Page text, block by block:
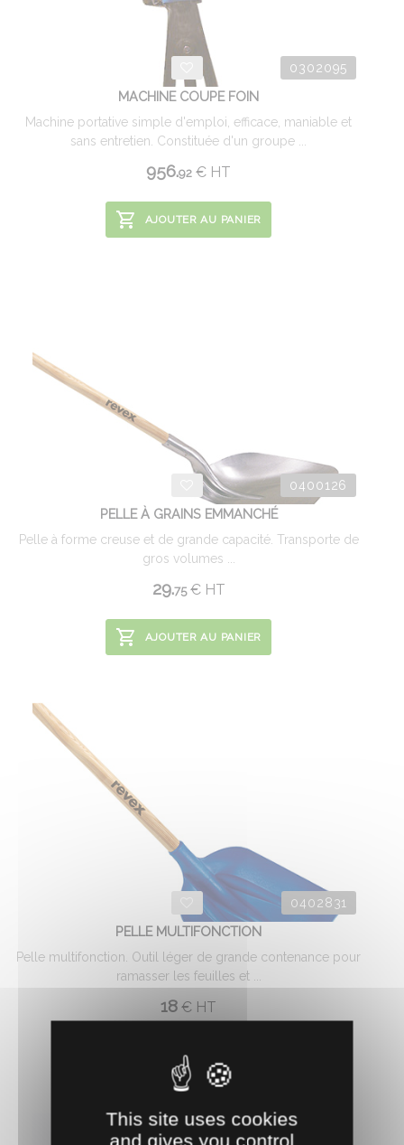
0302095
MACHINE COUPE FOIN
Machine portative simple d'emploi, efficace, maniable et
sans entretien. Constituée d'un groupe ...
956.92 € HT
AJOUTER AU PANIER
0400126
PELLE À GRAINS EMMANCHÉ
Pelle à forme creuse et de grande capacité. Transporte de
gros volumes ...
29.75 €HT
AJOUTER AU PANIER
0402831
PELLE MULTIFONCTION
Pelle multifonction. Outil léger de grande contenance pour
ramasser les feuilles et ...
18 € HT
AJOUTER AU PANIER
This site uses cookies
and gives you control